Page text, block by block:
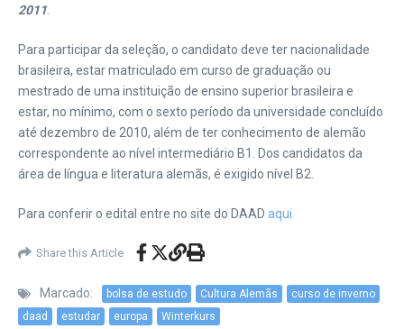
2011
Para participar da seleção, o candidato deve ter nacionalidade
brasileira, estar matriculado em curso de graduação ou
mestrado de uma instituição de ensino superior brasileira e
estar, no mínimo, com o sexto período da universidade concluído
até dezembro de 2010, além de ter conhecimento de alemão
correspondente ao nível intermediário B1. Dos candidatos da
área de língua e literatura alemãs, é exigido nível B2.
Para conferir o edital entre no site do DAAD aqui
Share this Article
Marcado: bolsa de estudo Cultura Alemãs
curso de inverno
daad
estudar europa Winterkurs